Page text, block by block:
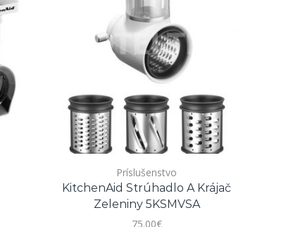
Príslušenstvo
KitchenAid Strúhadlo A Krájač
Zeleniny 5KSMVSA
75.00€